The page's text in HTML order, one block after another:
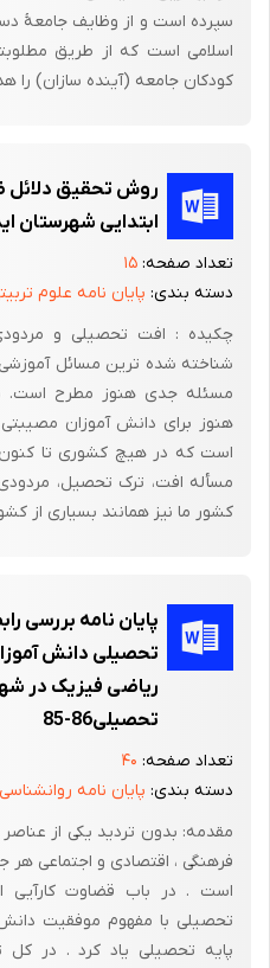
روانشناسی رشد چنین بر می آید
از محیط خود کسب می کنند و
کودکان چه آگاهانه و چه
هدف های مطالعه
اهداف تحقیق:
هدف کلی تحقیق: بررسی علل
متوسطه رشته علوم تجربی از نظر
در شهرستان ایذه بوده است .
هدف اصلی تحقیق توصیف و
شهرستان ایذه و ارائه راه حل است
اهداف ویژه تحقیق:
- بین دانش آموزان دختر با
تعریف اصطلاحات مهم:
1. عملکرد: در اینجا عملکرد
کاربردی عملکرد میزان تغییر
تحصیلی بوسیله آزمونهای معلم
افت دانش آموزان اندازه گیری می
عملکرد در فرهنگ لغت عمید به
فرهنگ لغت معین به معنای حاصل
2. تحصیل: تحصیل یعنی درس
درس خواندن دانشجویان در
سپرده است و از وظایف جامعۀ
اسلامی است که از طریق
کودکان جامعه (آینده سازان) را
روش تحقیق دلائل
ابتدایی شهرستان
تعداد صفحه: ۱۵
دسته بندی: پایان نامه علوم
چکیده : افت تحصیلی و
شناخته شده ترین مسائل
مسئله جدی هنوز مطرح است.
هنوز برای دانش آموزان
است که در هیچ کشوری تا
مسأله افت، ترک تحصیل،
کشور ما نیز همانند بسیاری از
پایان نامه بررسی
تحصیلی دانش
ریاضی فیزیک در
تحصیلی86-85
تعداد صفحه: ۴۰
دسته بندی: پایان نامه روانشناسی
مقدمه: بدون تردید یکی از
فرهنگی ، اقتصادی و اجتماعی
است . در باب قضاوت کارآیی
تحصیلی با مفهوم موفقیت
پایه تحصیلی یاد کرد . در کل